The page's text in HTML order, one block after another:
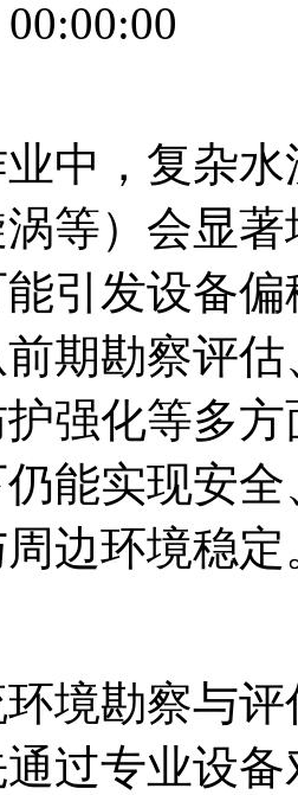
中，复杂
等）会显
引发设备
期勘察评
强化等多
能实现安
边环境稳定
境勘察与
过专业设